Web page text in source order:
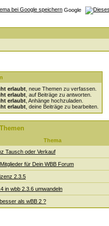
Google
erlaubt , neue Themen zu verfassen.
erlaubt , auf Beiträge zu antworten.
erlaubt , Anhänge hochzuladen.
erlaubt , deine Beiträge zu bearbeiten.
Thema
Tausch oder Verkauf
für Dein WBB Forum
2.3.5
in wbb 2.3.6 umwandeln
als wBB 2 ?